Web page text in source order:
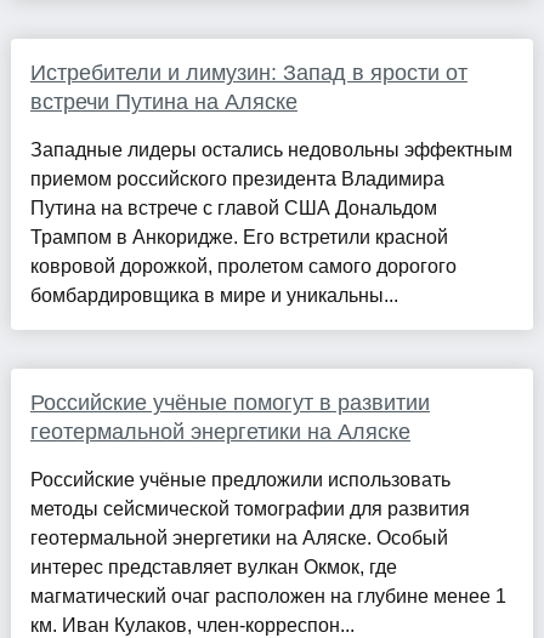
Истребители и лимузин: Запад в ярости от
встречи Путина на Аляске
Западные лидеры остались недовольны эффектным
приемом российского президента Владимира
Путина на встрече с главой США Дональдом
Трампом в Анкоридже. Его встретили красной
ковровой дорожкой, пролетом самого дорогого
бомбардировщика в мире и уникальны...
Российские учёные помогут в развитии
геотермальной энергетики на Аляске
Российские учёные предложили использовать
методы сейсмической томографии для развития
геотермальной энергетики на Аляске. Особый
интерес представляет вулкан Окмок, где
магматический очаг расположен на глубине менее 1
км. Иван Кулаков, член-корреспон...